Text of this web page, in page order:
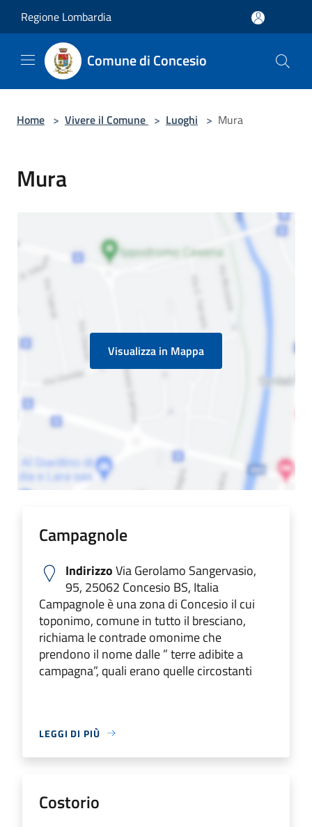
Regione Lombardia
Comune di Concesio
Home > Vivere il Comune > Luoghi > Mura
Mura
Visualizza in Mappa
Campagnole
IndirizzoVia Gerolamo Sangervasio,
95, 25062 Concesio BS, Italia
Campagnole è una zona di Concesio il cui
toponimo, comune in tutto il bresciano,
richiama le contrade omonime che
prendono il nome dalle ” terre adibite a
campagna”, quali erano quelle circostanti
LEGGI DI PIÙ
Costorio